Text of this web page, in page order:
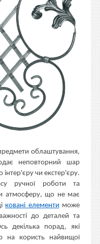
облаштування,
неповторний шар
інтер'єру чи екстер'єру.
ручної роботи та
атмосферу, що не має
ковані елементиможе
до деталей та
декілька порад, які
на користь найвищої